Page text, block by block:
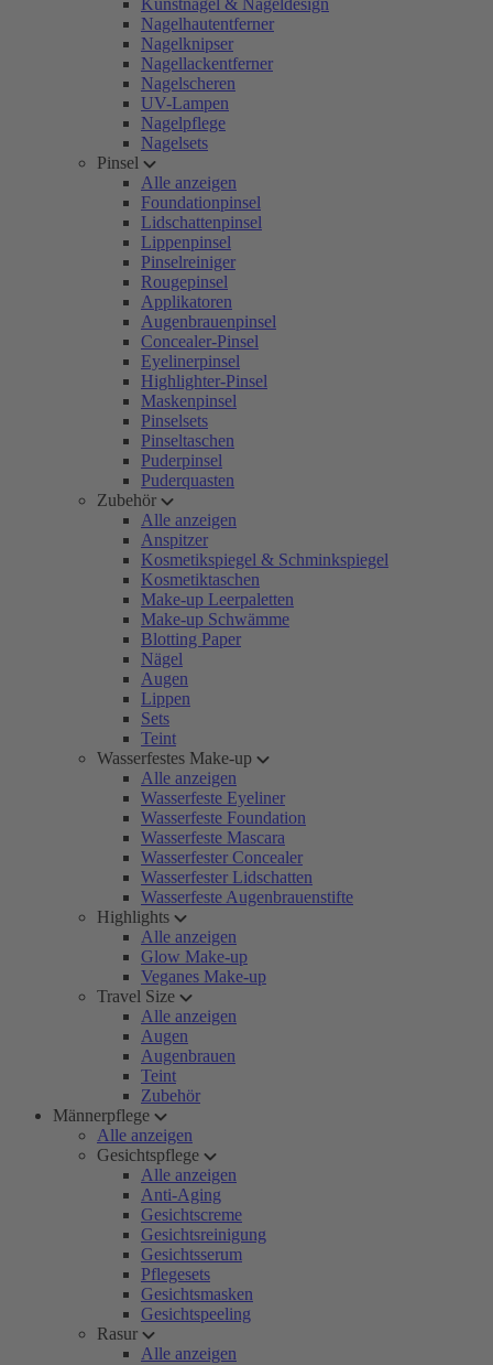
Kunstnägel & Nageldesign
Nagelhautentferner
Nagelknipser
Nagellackentferner
Nagelscheren
UV-Lampen
Nagelpflege
Nagelsets
Pinsel
Alle anzeigen
Foundationpinsel
Lidschattenpinsel
Lippenpinsel
Pinselreiniger
Rougepinsel
Applikatoren
Augenbrauenpinsel
Concealer-Pinsel
Eyelinerpinsel
Highlighter-Pinsel
Maskenpinsel
Pinselsets
Pinseltaschen
Puderpinsel
Puderquasten
Zubehör
Alle anzeigen
Anspitzer
Kosmetikspiegel & Schminkspiegel
Kosmetiktaschen
Make-up Leerpaletten
Make-up Schwämme
Blotting Paper
Nägel
Augen
Lippen
Sets
Teint
Wasserfestes Make-up
Alle anzeigen
Wasserfeste Eyeliner
Wasserfeste Foundation
Wasserfeste Mascara
Wasserfester Concealer
Wasserfester Lidschatten
Wasserfeste Augenbrauenstifte
Highlights
Alle anzeigen
Glow Make-up
Veganes Make-up
Travel Size
Alle anzeigen
Augen
Augenbrauen
Teint
Zubehör
Männerpflege
Alle anzeigen
Gesichtspflege
Alle anzeigen
Anti-Aging
Gesichtscreme
Gesichtsreinigung
Gesichtsserum
Pflegesets
Gesichtsmasken
Gesichtspeeling
Rasur
Alle anzeigen